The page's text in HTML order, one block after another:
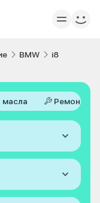
BMW i8
масла Ремонт